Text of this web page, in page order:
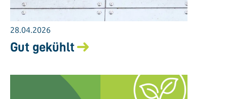
28.04.2026
Gut gekühlt